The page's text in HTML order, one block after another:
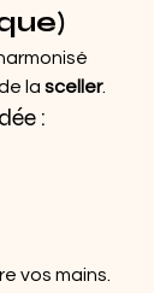
la sceller.
:
vos mains.